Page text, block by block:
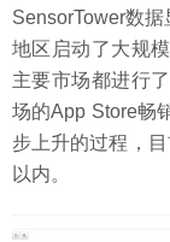
SensorTower数
地区启动了大规
主要市场都进行
场的App Store畅
步上升的过程，
以内。